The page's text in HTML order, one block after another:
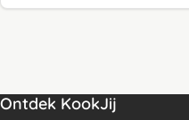
Ontdek KookJij